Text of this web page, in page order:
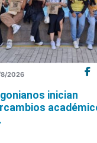
2026
inician